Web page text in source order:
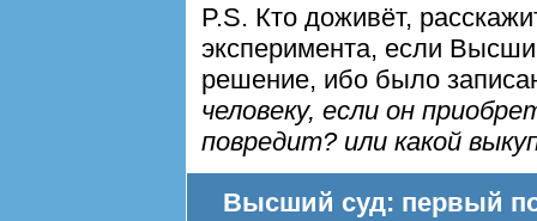
P.S. Кто доживёт,
эксперимента, если
решение, ибо было
человеку, если он
повредит? или какой
Высший суд: первый